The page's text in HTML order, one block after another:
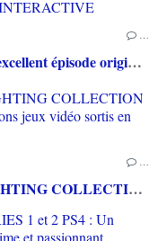
…
[TEST] 007 FIRST LIGHT PS5 : Un excellent épisode original de James Bond avec le savoir-faire de IO INTERACTIVE
…
[TEST] MARVEL VS CAPCOM FIGHTING COLLECTION : ARCADE CLASSICS PS4 : Des très bons jeux vidéo sortis en arcade de retour à la maison!